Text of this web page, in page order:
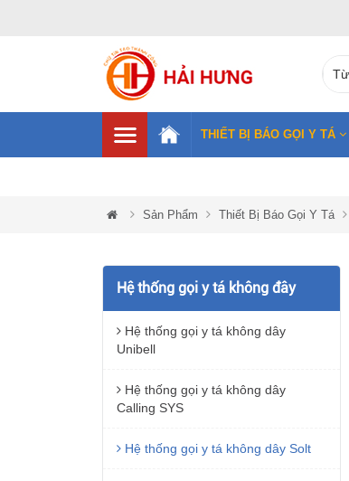
THIẾT BỊ BÁO GỌI Y TÁ
Sản Phẩm Thiết Bị Báo Gọi Y Tá
Hệ thống gọi y tá không đây
Hệ thống gọi y tá không dây
Unibell
Hệ thống gọi y tá không dây
Calling SYS
Hệ thống gọi y tá không dây Solt